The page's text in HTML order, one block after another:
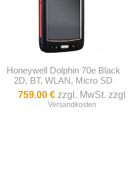
Honeywell Dolphin 70e Black
2D, BT, WLAN, Micro SD
759.00 € zzgl. MwSt. zzgl
Versandkosten